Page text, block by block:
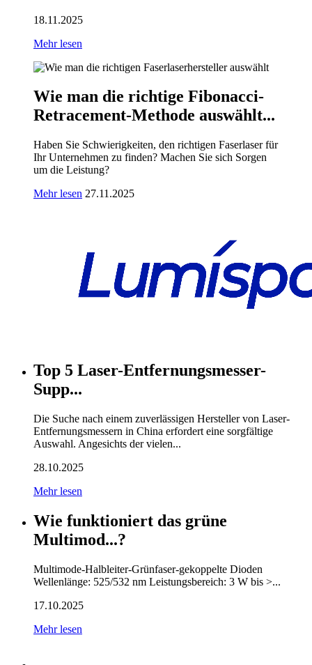
18.11.2025
Mehr lesen
Wie man die richtige Fibonacci-
Retracement-Methode auswählt...
Haben Sie Schwierigkeiten, den richtigen Faserlaser für
Ihr Unternehmen zu finden? Machen Sie sich Sorgen
um die Leistung?
Mehr lesen 27.11.2025
Top 5 Laser-Entfernungsmesser-
Supp...
Die Suche nach einem zuverlässigen Hersteller von Laser-
Entfernungsmessern in China erfordert eine sorgfältige
Auswahl. Angesichts der vielen...
28.10.2025
Mehr lesen
Wie funktioniert das grüne
Multimod...?
Multimode-Halbleiter-Grünfaser-gekoppelte Dioden
Wellenlänge: 525/532 nm Leistungsbereich: 3 W bis >...
17.10.2025
Mehr lesen